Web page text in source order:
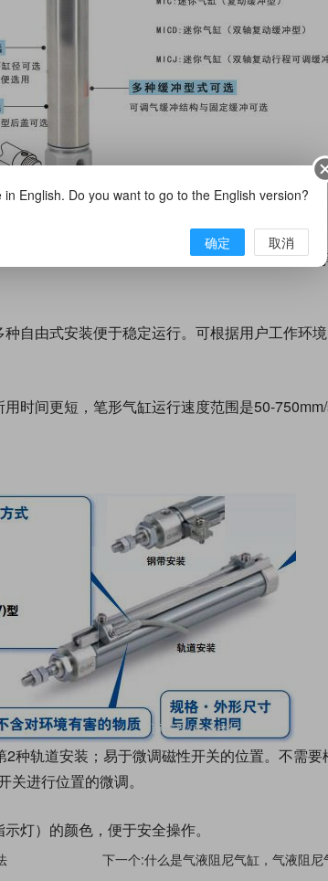
轻巧）；常用的三款缸径6mm、10mm、
的缸径有10mm、20mm、30mm、40mm、50mm
自由式安装便于稳定运行。可根据用户工作环
时间更短，笔形气缸运行速度范围是50-
种轨道安装；易于微调磁性开关的位置。不需要
进行位置的微调。
灯）的颜色，便于安全操作。
下一个:什么是气液阻尼气缸，气液阻尼
English. Do you want to go to the English version?
确定 取消